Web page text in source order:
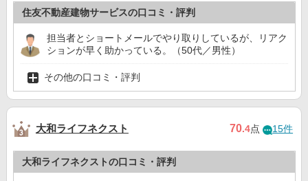
住友不動産建物サービスの口コミ・評判
担当者とショートメールでやり取りしているが、リアク
ションが早く助かっている。（50代／男性）
その他の口コミ・評判
大和ライフネクスト 70.4点 15件
大和ライフネクストの口コミ・評判